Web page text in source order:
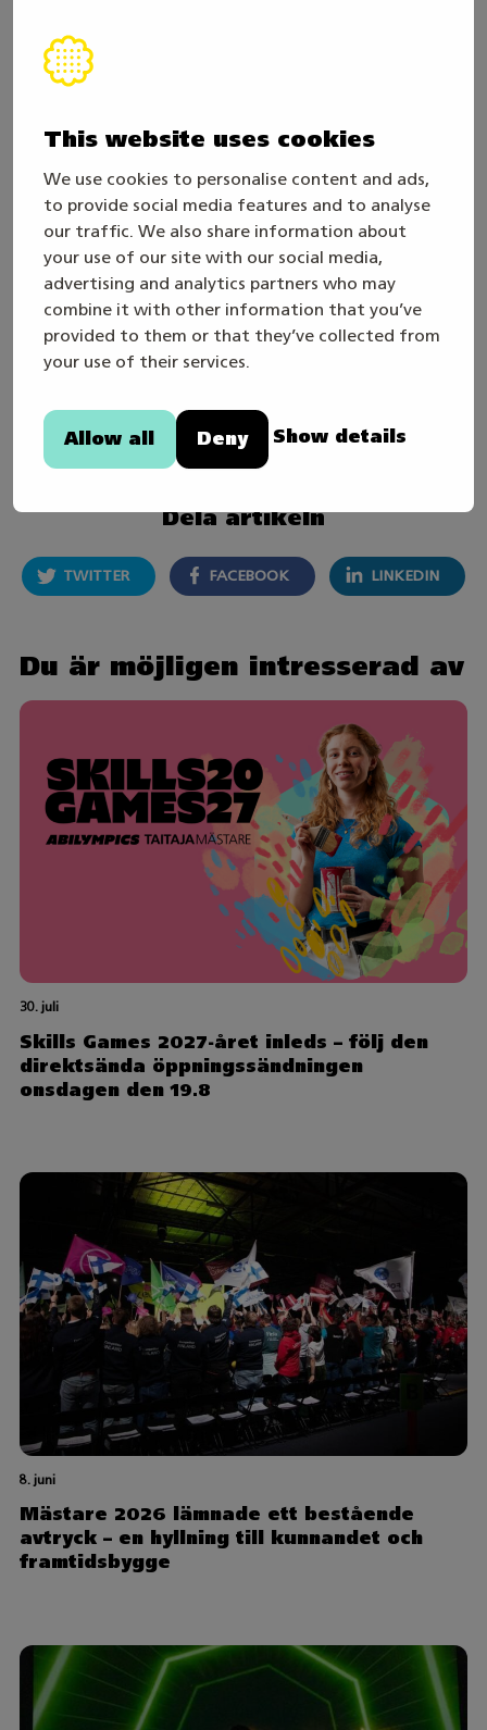
This website uses cookies
We use cookies to personalise content and ads,
to provide social media features and to analyse
our traffic. We also share information about
your use of our site with our social media,
advertising and analytics partners who may
combine it with other information that you’ve
provided to them or that they’ve collected from
your use of their services.
Allow all Deny Show details
representanter från arbetslivet i en glad
atmosfär kring yrkesskicklighet. Besökare får se
och samla information om möjligheterna inom
yrkesutbildning.
Mästare kombinerar nytta och nöje i ett
avslappnat paket. Studiehandledare eller lärare –
planera vårens skolutflykt redan nu!
Mer information om Framtidsstigen och
framtidsstigskoordinator Reeta Anttila, tel. 050-
4703258 ellerreeta.anttila (@) keuda.fi
Dela artikeln
TWITTER FACEBOOK LINKEDIN
Du är möjligen intresserad av
30. juli
Skills Games 2027-året inleds – följ den
direktsända öppningssändningen
onsdagen den 19.8
8. juni
Mästare 2026 lämnade ett bestående
avtryck – en hyllning till kunnandet och
framtidsbygge